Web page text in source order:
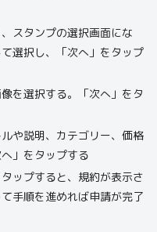
スタンプの選択画面にな
選択し、「次へ」をタップ
を選択する。「次へ」をタ
や説明、カテゴリー、価格
」をタップする
ップすると、規約が表示さ
手順を進めれば申請が完了